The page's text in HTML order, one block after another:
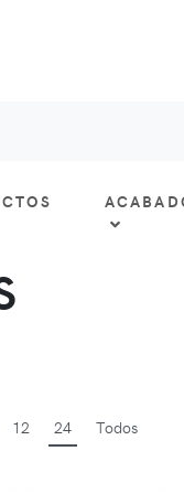
12 24 Todos